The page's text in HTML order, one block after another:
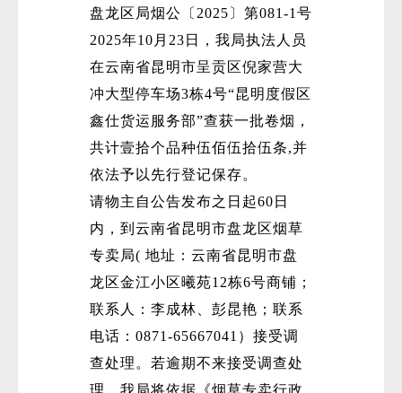
盘龙区局烟公〔2025〕第081-1号
2025年10月23日，我局执法人员
在云南省昆明市呈贡区倪家营大
冲大型停车场3栋4号“昆明度假区
鑫仕货运服务部”查获一批卷烟，
共计壹拾个品种伍佰伍拾伍条,并
依法予以先行登记保存。
请物主自公告发布之日起60日
内，到云南省昆明市盘龙区烟草
专卖局( 地址：云南省昆明市盘
龙区金江小区曦苑12栋6号商铺；
联系人：李成林、彭昆艳；联系
电话：0871-65667041）接受调
查处理。若逾期不来接受调查处